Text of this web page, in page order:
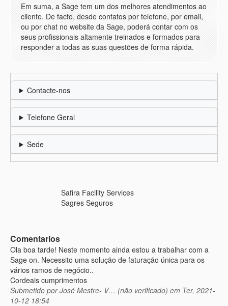
Em suma, a Sage tem um dos melhores atendimentos ao
cliente. De facto, desde contatos por telefone, por email,
ou por chat no website da Sage, poderá contar com os
seus profissionais altamente treinados e formados para
responder a todas as suas questões de forma rápida.
Contacte-nos
Telefone Geral
Sede
Safira Facility Services
Sagres Seguros
Comentarios
Ola boa tarde! Neste momento ainda estou a trabalhar com a
Sage on. Necessito uma solução de faturação única para os
vários ramos de negócio..
Cordeais cumprimentos
Submetido porJosé Mestre- V… (não verificado) em Ter, 2021-
10-12 18:54